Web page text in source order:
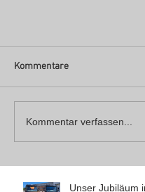
Kommentare
Kommentar verfassen...
Unser Jubiläum